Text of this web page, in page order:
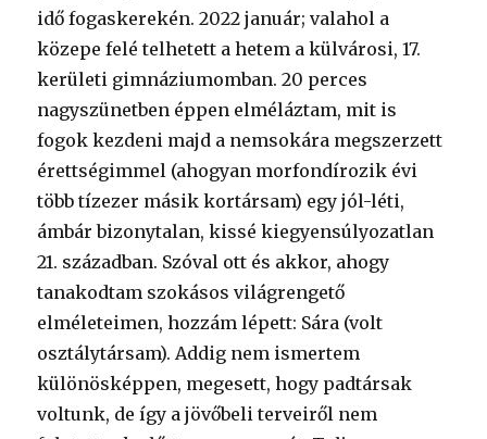
idő fogaskerekén. 2022 január; valahol a
közepe felé telhetett a hetem a külvárosi, 17.
kerületi gimnáziumomban. 20 perces
nagyszünetben éppen elméláztam, mit is
fogok kezdeni majd a nemsokára megszerzett
érettségimmel (ahogyan morfondírozik évi
több tízezer másik kortársam) egy jól-léti,
ámbár bizonytalan, kissé kiegyensúlyozatlan
21. században. Szóval ott és akkor, ahogy
tanakodtam szokásos világrengető
elméleteimen, hozzám lépett: Sára (volt
osztálytársam). Addig nem ismertem
különösképpen, megesett, hogy padtársak
voltunk, de így a jövőbeli terveiről nem